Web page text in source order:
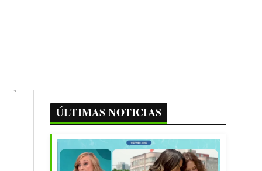
ÚLTIMAS NOTICIAS